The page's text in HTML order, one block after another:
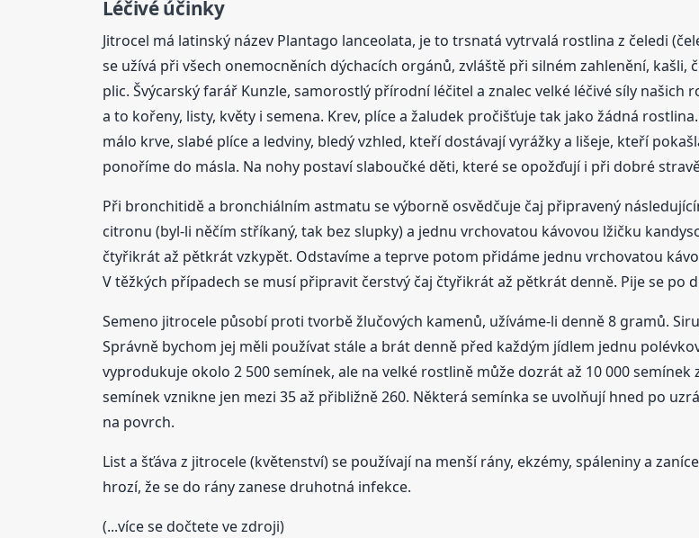
Léčivé účinky
Jitrocel má latinský název Plantago lanceolata, je to trsnatá vytrvalá rostlina z čeledi
se užívá při všech onemocněních dýchacích orgánů, zvláště při silném zahlenění,
plic. Švýcarský farář Kunzle, samorostlý přírodní léčitel a znalec velké léčivé síly našich
a to kořeny, listy, květy i semena. Krev, plíce a žaludek pročišťuje tak jako žádná
málo krve, slabé plíce a ledviny, bledý vzhled, kteří dostávají vyrážky a lišeje, kteří
ponoříme do másla. Na nohy postaví slaboučké děti, které se opožďují i při dobré
Při bronchitidě a bronchiálním astmatu se výborně osvědčuje čaj připravený
citronu (byl-li něčím stříkaný, tak bez slupky) a jednu vrchovatou kávovou lžičku
čtyřikrát až pětkrát vzkypět. Odstavíme a teprve potom přidáme jednu vrchovatou
V těžkých případech se musí připravit čerstvý čaj čtyřikrát až pětkrát denně. Pije se po
Semeno jitrocele působí proti tvorbě žlučových kamenů, užíváme-li denně 8 gramů.
Správně bychom jej měli používat stále a brát denně před každým jídlem jednu
vyprodukuje okolo 2 500 semínek, ale na velké rostlině může dozrát až 10 000
semínek vznikne jen mezi 35 až přibližně 260. Některá semínka se uvolňují hned po
na povrch.
List a šťáva z jitrocele (květenství) se používají na menší rány, ekzémy, spáleniny a
hrozí, že se do rány zanese druhotná infekce.
(...více se dočtete ve zdroji)